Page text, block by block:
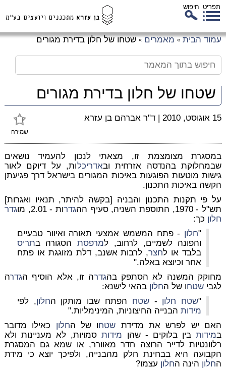
תפריט חיפוש
עמוד הבית » מאמרים » שטחו של חלון בדירת מגורים
שטחו של חלון בדירת מגורים
שמירה
15 אוגוסט, 2010 | ד"ר אברהם בן עזרא
במסגרת מצומצמת זו, מצאתי לנכון להעמיד נושאים
שבמחלוקת בהנדסה אזרחית ובאדריכלות, על דיוקם לאור
גישות מוטעות הפוגעות באיכות המגורים בישראל דרך פגיעתן
הקשה באיכות התכנון.
על פי תקנות התכנון והבניה [בקשה להיתר, תנאיו ואגרות]
תש"ל - 1970, התוספת השניה, סעיף הה
גדרות - 2.01, מו
גדר
חלון כך:
"חלון - פתח המשמש אמצעי תאורה ואיוור טבעיים
והפונה לשמיים, לרחוב, למרפסתהסגורה בתריס
בלבד או לחצר, לרבות אשנב, דלת מזוגגת או פתח
אחר וכיוצא באלה."
מחוקק המשנה לא הסתפק בהגדרה זו, אלא הוסיף הגדרה
לגבי שטחו של החלון בהאי לישנא:
"שטח חלון -שטח הפתח שבו מותקן החלון, לפי
מידותהבנייה החיצוניות, המינימליות."
האם יש לפרש את מדידת שטחו של החלון כאילו מדובר
במידותבין בלוקים - שהן מידותסמויות, לא מעניינות ולא
רלוונטיות לדייר הרוצה חדר מאוורר, או שמא גם המסגרת
הקבועה היא בבחינת חלק מהבנייה, ולפיכך יוצא כי מידת
החלון הינה החלון עצמו?